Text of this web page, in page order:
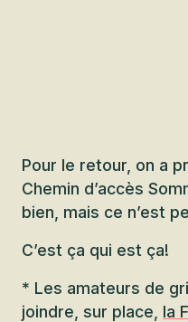
Pour le retour, on a
Chemin d’accès
bien, mais ce n’est
C’est ça qui est ça!
* Les amateurs de
joindre, sur place, la